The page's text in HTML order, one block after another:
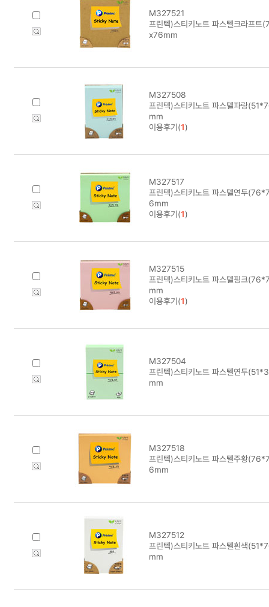
M327521
프린텍)스티키노트 파스텔크라프
x76mm
M327508
프린텍)스티키노트 파스텔파랑
mm
이용후기(1)
M327517
프린텍)스티키노트 파스텔연두
6mm
이용후기(1)
M327515
프린텍)스티키노트 파스텔핑크
mm
이용후기(1)
M327504
프린텍)스티키노트 파스텔연두
mm
M327518
프린텍)스티키노트 파스텔주황
6mm
M327512
프린텍)스티키노트 파스텔흰색
mm